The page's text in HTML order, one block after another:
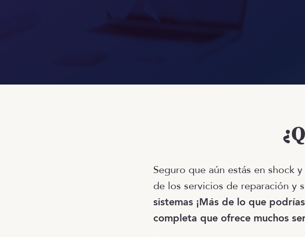
Seguro que aún estás en shock
de los servicios de reparación y
sistemas ¡Más de lo que
completa que ofrece muchos